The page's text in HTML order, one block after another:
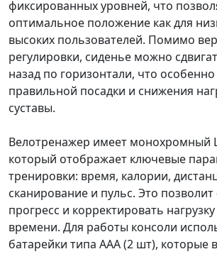
фиксированных уровней, что
оптимальное положение как для
высоких пользователей. Помимо
регулировки, сиденье можно
назад по горизонтали, что
правильной посадки и снижения
суставы.
Велотренажер имеет монохромный
который отображает ключевые
тренировки: время, калории,
сканирование и пульс. Это
прогресс и корректировать
времени. Для работы консоли
батарейки типа AAA (2 шт), которые